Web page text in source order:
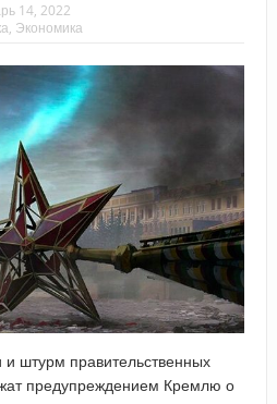
14, 2022
, Экономика
штурм правительственных
предупреждением Кремлю о